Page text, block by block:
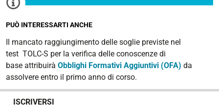
PUÒ INTERESSARTI ANCHE
Il mancato raggiungimento delle soglie previste nel
test TOLC-S per la verifica delle conoscenze di
base attribuirà Obblighi Formativi Aggiuntivi (OFA) da
assolvere entro il primo anno di corso.
ISCRIVERSI